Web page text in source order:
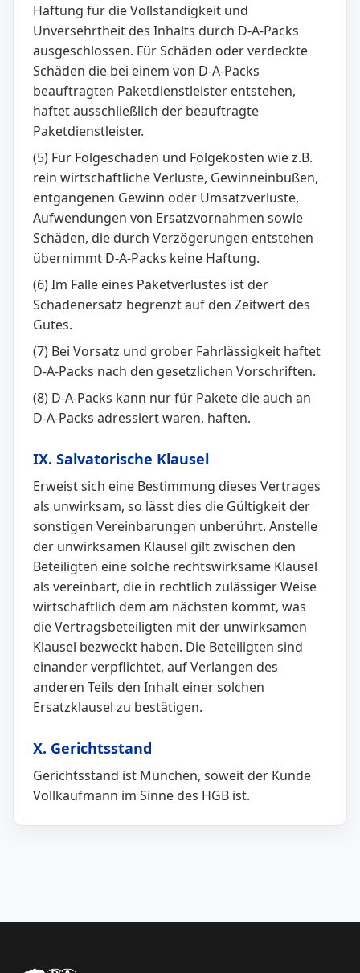
Haftung für die Vollständigkeit und
Unversehrtheit des Inhalts durch D-A-Packs
ausgeschlossen. Für Schäden oder verdeckte
Schäden die bei einem von D-A-Packs
beauftragten Paketdienstleister entstehen,
haftet ausschließlich der beauftragte
Paketdienstleister.
(5) Für Folgeschäden und Folgekosten wie z.B.
rein wirtschaftliche Verluste, Gewinneinbußen,
entgangenen Gewinn oder Umsatzverluste,
Aufwendungen von Ersatzvornahmen sowie
Schäden, die durch Verzögerungen entstehen
übernimmt D-A-Packs keine Haftung.
(6) Im Falle eines Paketverlustes ist der
Schadenersatz begrenzt auf den Zeitwert des
Gutes.
(7) Bei Vorsatz und grober Fahrlässigkeit haftet
D-A-Packs nach den gesetzlichen Vorschriften.
(8) D-A-Packs kann nur für Pakete die auch an
D-A-Packs adressiert waren, haften.
IX. Salvatorische Klausel
Erweist sich eine Bestimmung dieses Vertrages
als unwirksam, so lässt dies die Gültigkeit der
sonstigen Vereinbarungen unberührt. Anstelle
der unwirksamen Klausel gilt zwischen den
Beteiligten eine solche rechtswirksame Klausel
als vereinbart, die in rechtlich zulässiger Weise
wirtschaftlich dem am nächsten kommt, was
die Vertragsbeteiligten mit der unwirksamen
Klausel bezweckt haben. Die Beteiligten sind
einander verpflichtet, auf Verlangen des
anderen Teils den Inhalt einer solchen
Ersatzklausel zu bestätigen.
X. Gerichtsstand
Gerichtsstand ist München, soweit der Kunde
Vollkaufmann im Sinne des HGB ist.